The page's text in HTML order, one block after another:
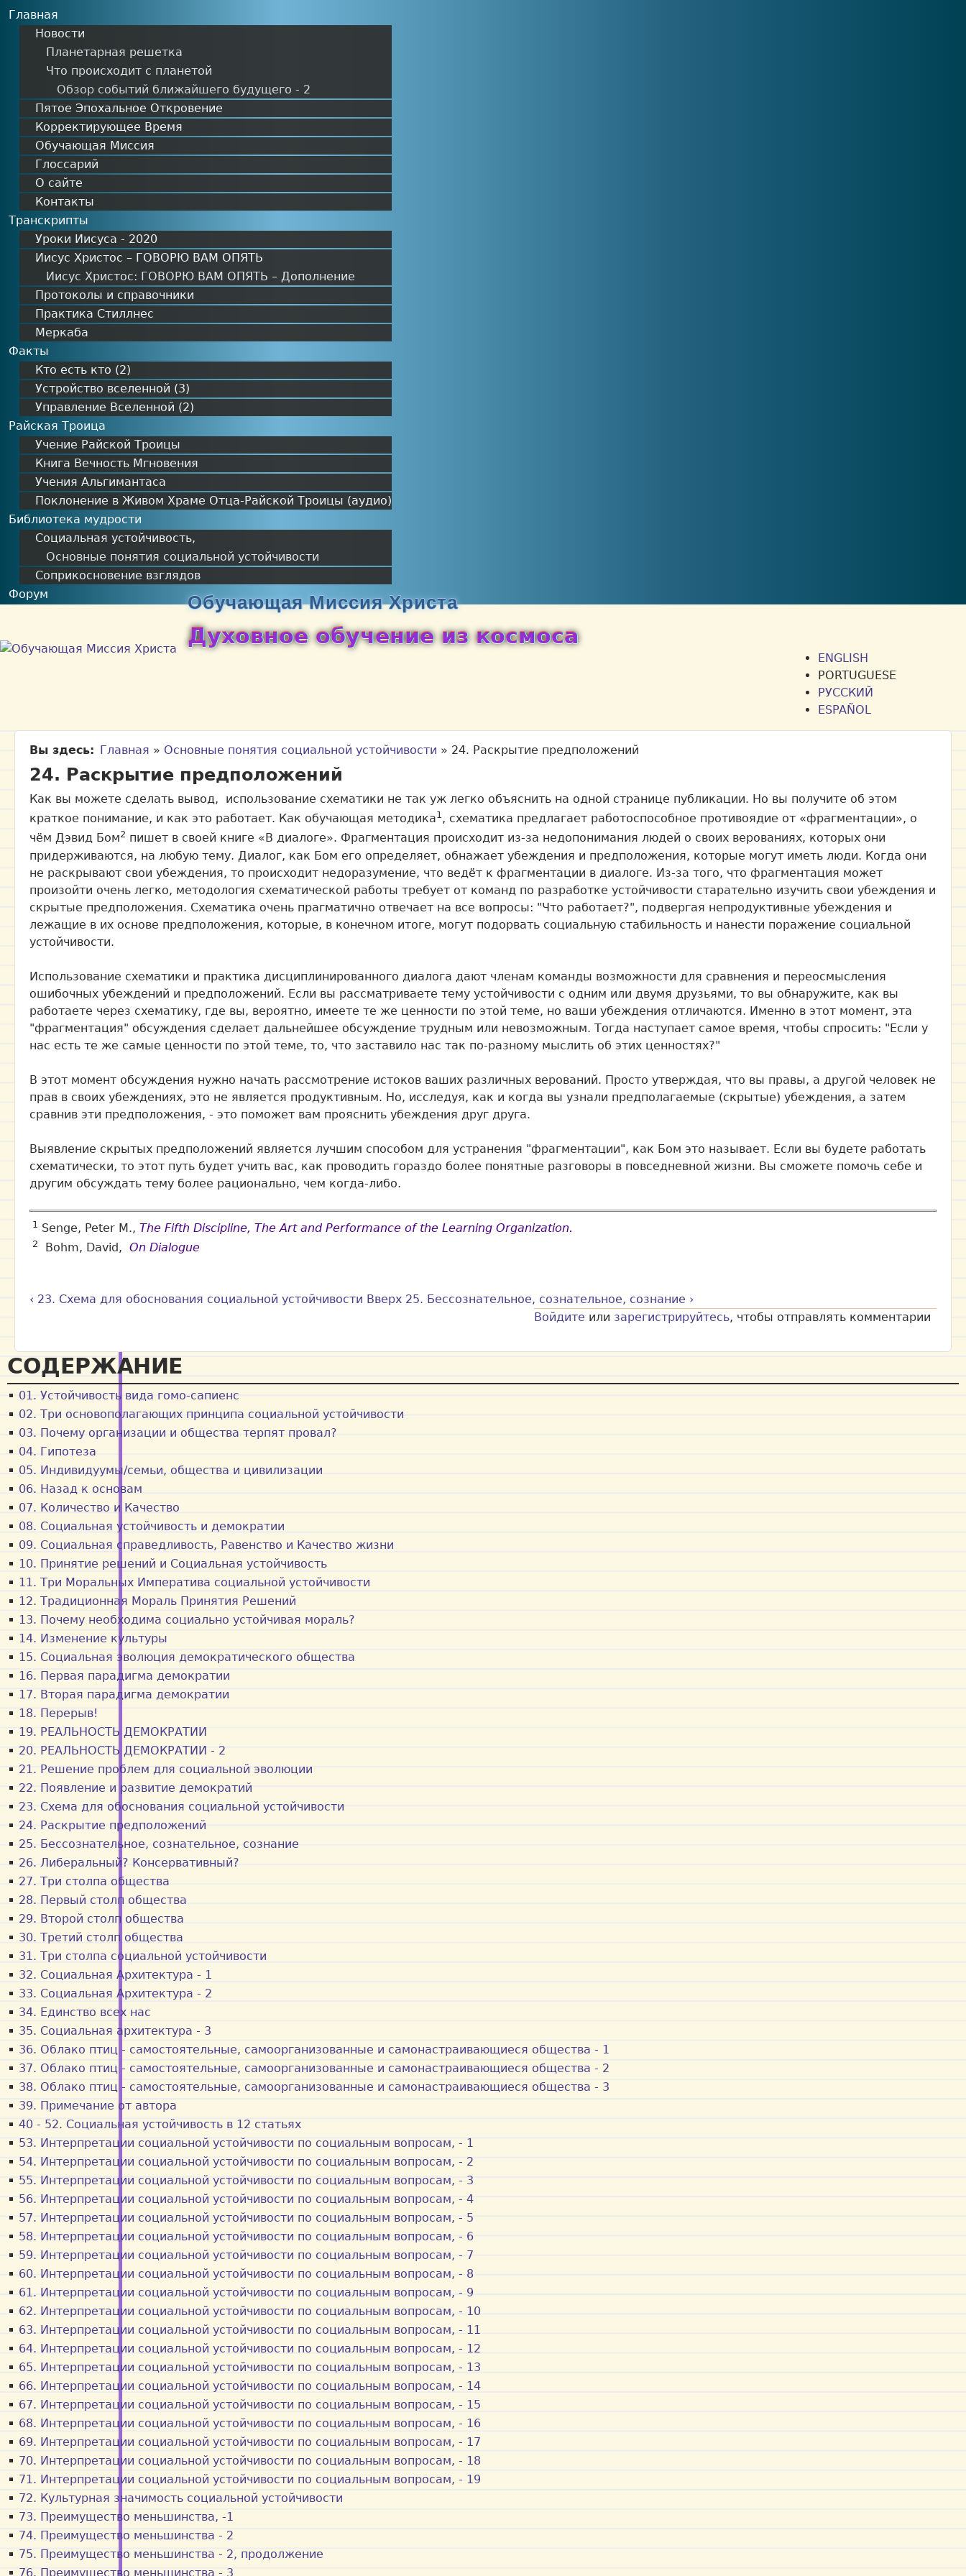
MAIN MENU
Главная
Новости
Планетарная решетка
Что происходит с планетой
Обзор событий ближайшего будущего - 2
Пятое Эпохальное Откровение
Корректирующее Время
Обучающая Миссия
Глоссарий
О сайте
Контакты
Транскрипты
Уроки Иисуса - 2020
Иисус Христос – ГОВОРЮ ВАМ ОПЯТЬ
Иисус Христос: ГОВОРЮ ВАМ ОПЯТЬ – Дополнение
Протоколы и справочники
Практика Стиллнес
Меркаба
Факты
Кто есть кто (2)
Устройство вселенной (3)
Управление Вселенной (2)
Райская Троица
Учение Райской Троицы
Книга Вечность Мгновения
Учения Альгимантаса
Поклонение в Живом Храме Отца-Райской Троицы (аудио)
Библиотека мудрости
Социальная устойчивость,
Основные понятия социальной устойчивости
Соприкосновение взглядов
Форум
Обучающая Миссия Христа
Духовное обучение из космоса
ENGLISH
PORTUGUESE
РУССКИЙ
ESPAÑOL
Вы здесь Главная » Основные понятия социальной устойчивости » 24. Раскрытие предположений
24. Раскрытие предположений
Как вы можете сделать вывод, использование схематики не так уж легко объяснить на одной странице публикации. Но вы получите об этом
краткое понимание, и как это работает. Как обучающая методика1, схематика предлагает работоспособное противоядие от «фрагментации», о
чём Дэвид Бом2 пишет в своей книге «В диалоге». Фрагментация происходит из-за недопонимания людей о своих верованиях, которых они
придерживаются, на любую тему. Диалог, как Бом его определяет, обнажает убеждения и предположения, которые могут иметь люди. Когда они
не раскрывают свои убеждения, то происходит недоразумение, что ведёт к фрагментации в диалоге. Из-за того, что фрагментация может
произойти очень легко, методология схематической работы требует от команд по разработке устойчивости старательно изучить свои убеждения и
скрытые предположения. Схематика очень прагматично отвечает на все вопросы: "Что работает?", подвергая непродуктивные убеждения и
лежащие в их основе предположения, которые, в конечном итоге, могут подорвать социальную стабильность и нанести поражение социальной
устойчивости.
Использование схематики и практика дисциплинированного диалога дают членам команды возможности для сравнения и переосмысления
ошибочных убеждений и предположений. Если вы рассматриваете тему устойчивости с одним или двумя друзьями, то вы обнаружите, как вы
работаете через схематику, где вы, вероятно, имеете те же ценности по этой теме, но ваши убеждения отличаются. Именно в этот момент, эта
"фрагментация" обсуждения сделает дальнейшее обсуждение трудным или невозможным. Тогда наступает самое время, чтобы спросить: "Если у
нас есть те же самые ценности по этой теме, то, что заставило нас так по-разному мыслить об этих ценностях?"
В этот момент обсуждения нужно начать рассмотрение истоков ваших различных верований. Просто утверждая, что вы правы, а другой человек не
прав в своих убеждениях, это не является продуктивным. Но, исследуя, как и когда вы узнали предполагаемые (скрытые) убеждения, а затем
сравнив эти предположения, - это поможет вам прояснить убеждения друг друга.
Выявление скрытых предположений является лучшим способом для устранения "фрагментации", как Бом это называет. Если вы будете работать
схематически, то этот путь будет учить вас, как проводить гораздо более понятные разговоры в повседневной жизни. Вы сможете помочь себе и
другим обсуждать тему более рационально, чем когда-либо.
1 Senge, Peter M., The Fifth Discipline, The Art and Performance of the Learning Organization.
2 Bohm, David, On Dialogue
‹ 23. Схема для обоснования социальной устойчивости Вверх 25. Бессознательное, сознательное, сознание ›
Войдите или зарегистрируйтесь, чтобы отправлять комментарии
СОДЕРЖАНИЕ
01. Устойчивость вида гомо-сапиенс
02. Три основополагающих принципа социальной устойчивости
03. Почему организации и общества терпят провал?
04. Гипотеза
05. Индивидуумы/семьи, общества и цивилизации
06. Назад к основам
07. Количество и Качество
08. Социальная устойчивость и демократии
09. Социальная справедливость, Равенство и Качество жизни
10. Принятие решений и Социальная устойчивость
11. Три Моральных Императива социальной устойчивости
12. Традиционная Мораль Принятия Решений
13. Почему необходима социально устойчивая мораль?
14. Изменение культуры
15. Социальная эволюция демократического общества
16. Первая парадигма демократии
17. Вторая парадигма демократии
18. Перерыв!
19. РЕАЛЬНОСТЬ ДЕМОКРАТИИ
20. РЕАЛЬНОСТЬ ДЕМОКРАТИИ - 2
21. Решение проблем для социальной эволюции
22. Появление и развитие демократий
23. Схема для обоснования социальной устойчивости
24. Раскрытие предположений
25. Бессознательное, сознательное, сознание
26. Либеральный? Консервативный?
27. Три столпа общества
28. Первый столп общества
29. Второй столп общества
30. Третий столп общества
31. Три столпа социальной устойчивости
32. Социальная Архитектура - 1
33. Социальная Архитектура - 2
34. Единство всех нас
35. Социальная архитектура - 3
36. Облако птиц - самостоятельные, самоорганизованные и самонастраивающиеся общества - 1
37. Облако птиц - самостоятельные, самоорганизованные и самонастраивающиеся общества - 2
38. Облако птиц - самостоятельные, самоорганизованные и самонастраивающиеся общества - 3
39. Примечание от автора
40 - 52. Социальная устойчивость в 12 статьях
53. Интерпретации социальной устойчивости по социальным вопросам, - 1
54. Интерпретации социальной устойчивости по социальным вопросам, - 2
55. Интерпретации социальной устойчивости по социальным вопросам, - 3
56. Интерпретации социальной устойчивости по социальным вопросам, - 4
57. Интерпретации социальной устойчивости по социальным вопросам, - 5
58. Интерпретации социальной устойчивости по социальным вопросам, - 6
59. Интерпретации социальной устойчивости по социальным вопросам, - 7
60. Интерпретации социальной устойчивости по социальным вопросам, - 8
61. Интерпретации социальной устойчивости по социальным вопросам, - 9
62. Интерпретации социальной устойчивости по социальным вопросам, - 10
63. Интерпретации социальной устойчивости по социальным вопросам, - 11
64. Интерпретации социальной устойчивости по социальным вопросам, - 12
65. Интерпретации социальной устойчивости по социальным вопросам, - 13
66. Интерпретации социальной устойчивости по социальным вопросам, - 14
67. Интерпретации социальной устойчивости по социальным вопросам, - 15
68. Интерпретации социальной устойчивости по социальным вопросам, - 16
69. Интерпретации социальной устойчивости по социальным вопросам, - 17
70. Интерпретации социальной устойчивости по социальным вопросам, - 18
71. Интерпретации социальной устойчивости по социальным вопросам, - 19
72. Культурная значимость социальной устойчивости
73. Преимущество меньшинства, -1
74. Преимущество меньшинства - 2
75. Преимущество меньшинства - 2, продолжение
76. Преимущество меньшинства - 3